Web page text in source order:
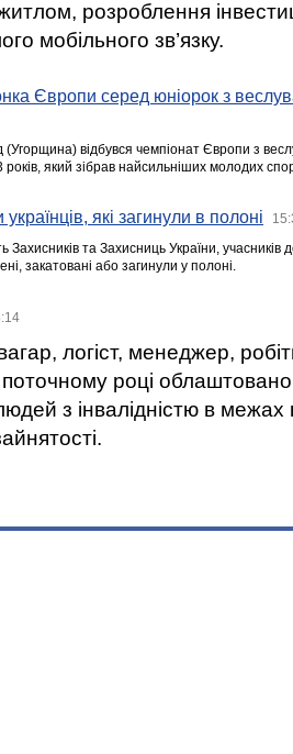
розроблення
мобільного зв’язку.
Європи серед юніорок з
(Угорщина) відбувся чемпіонат Європи з
який зібрав найсильніших молодих
які загинули в полоні
Захисників та Захисниць України,
закатовані або загинули у полоні.
логіст, менеджер,
році
з інвалідністю в межах